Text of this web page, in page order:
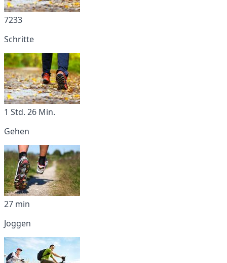
7233
Schritte
1 Std. 26 Min.
Gehen
27 min
Joggen